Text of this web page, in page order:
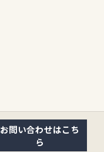
お問い合わせはこち
ら